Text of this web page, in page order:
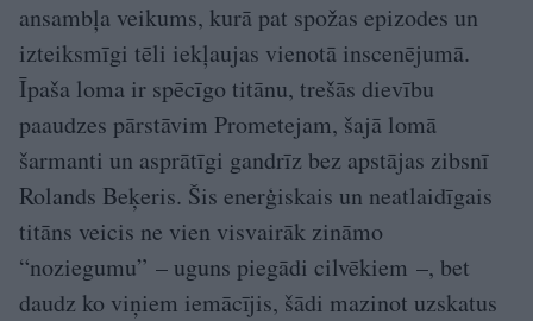
ansambļa veikums, kurā pat spožas epizodes un
izteiksmīgi tēli iekļaujas vienotā inscenējumā.
Īpaša loma ir spēcīgo titānu, trešās dievību
paaudzes pārstāvim Prometejam, šajā lomā
šarmanti un asprātīgi gandrīz bez apstājas zib­snī
Rolands Beķeris. Šis enerģiskais un neatlaidīgais
titāns veicis ne vien visvairāk zināmo
“noziegumu” – uguns piegādi cilvēkiem –, bet
daudz ko viņiem iemācījis, šādi mazinot uzskatus